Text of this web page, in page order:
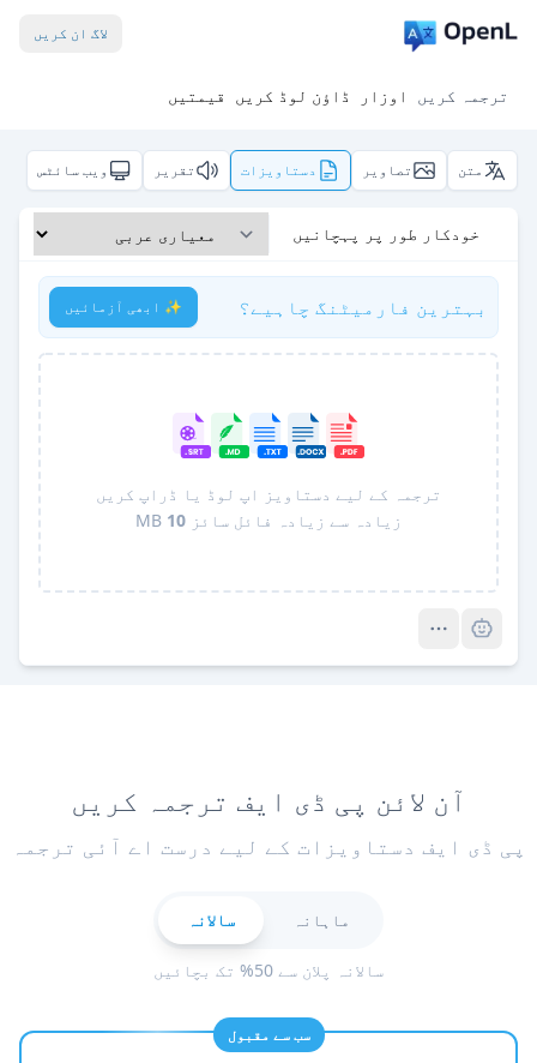
لاگ ان کریں
ترجمہ کریں اوزار ڈاؤن لوڈ کریں قیمتیں
متن تصاویر دستاویزات تقریر ویب سائٹس
خودکار طور پر پہچانیں
بہترین فارمیٹنگ چاہیے؟ ✨ ابھی آزمائیں
ترجمہ کے لیے دستاویز اپ لوڈ یا ڈراپ کریں
زیادہ سے زیادہ فائل سائز 10
آن لائن پی ڈی ایف ترجمہ کریں
پی ڈی ایف دستاویزات کے لیے درست اے آئی ترجمہ
ماہانہ سالانہ
سالانہ پلان سے 50% تک بچائیں
سب سے مقبول